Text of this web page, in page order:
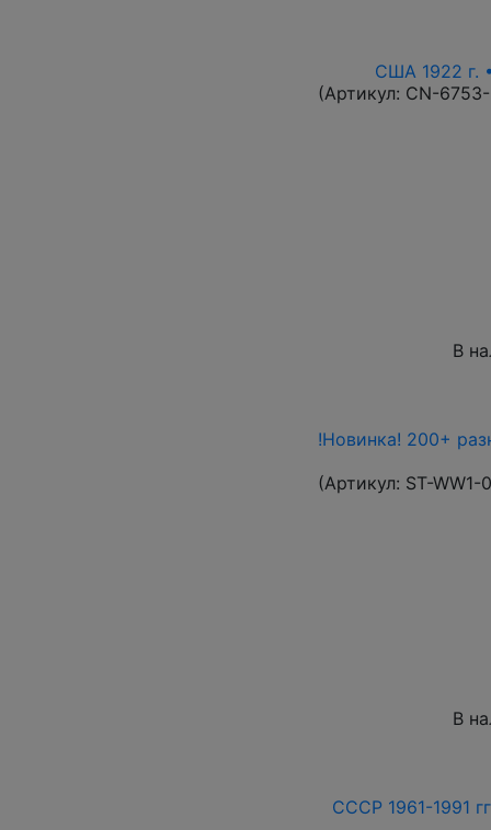
США 1922 г.
(Артикул: CN-
В
!Новинка! 200+
(Артикул: ST-
В
СССР 1961-1991